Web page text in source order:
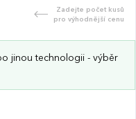
Zadejte počet kusů
pro výhodnější cenu
jinou technologii - výběr